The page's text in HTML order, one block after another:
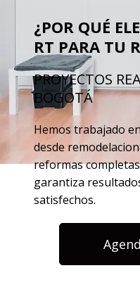
¿POR QUÉ
RT PARA TU
PROYECTOS
BOGOTÁ
Hemos trabajado
desde
reformas
garantiza
satisfechos.